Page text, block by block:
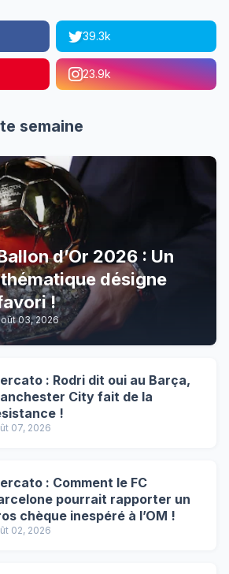
39.3k
23.9k
semaine
d’Or 2026 : Un
désigne
!
03, 2026
: Rodri dit oui au Barça,
City fait de la
!
07, 2026
: Comment le FC
pourrait rapporter un
chèque inespéré à l’OM !
02, 2026